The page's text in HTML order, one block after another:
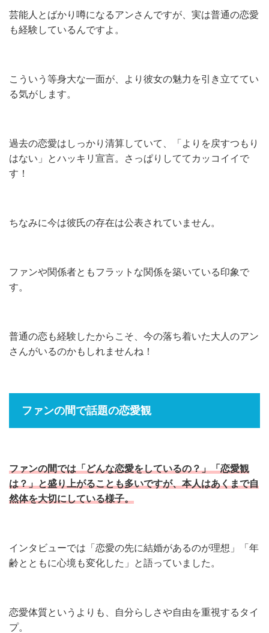
芸能人とばかり噂になるアンさんですが、実は普通の恋愛
も経験しているんですよ。
こういう等身大な一面が、より彼女の魅力を引き立ててい
る気がします。
過去の恋愛はしっかり清算していて、「よりを戻すつもり
はない」とハッキリ宣言。さっぱりしててカッコイイで
す！
ちなみに今は彼氏の存在は公表されていません。
ファンや関係者ともフラットな関係を築いている印象で
す。
普通の恋も経験したからこそ、今の落ち着いた大人のアン
さんがいるのかもしれませんね！
ファンの間で話題の恋愛観
ファンの間では「どんな恋愛をしているの？」「恋愛観
は？」と盛り上がることも多いですが、本人はあくまで自
然体を大切にしている様子。
インタビューでは「恋愛の先に結婚があるのが理想」「年
齢とともに心境も変化した」と語っていました。
恋愛体質というよりも、自分らしさや自由を重視するタイ
プ。